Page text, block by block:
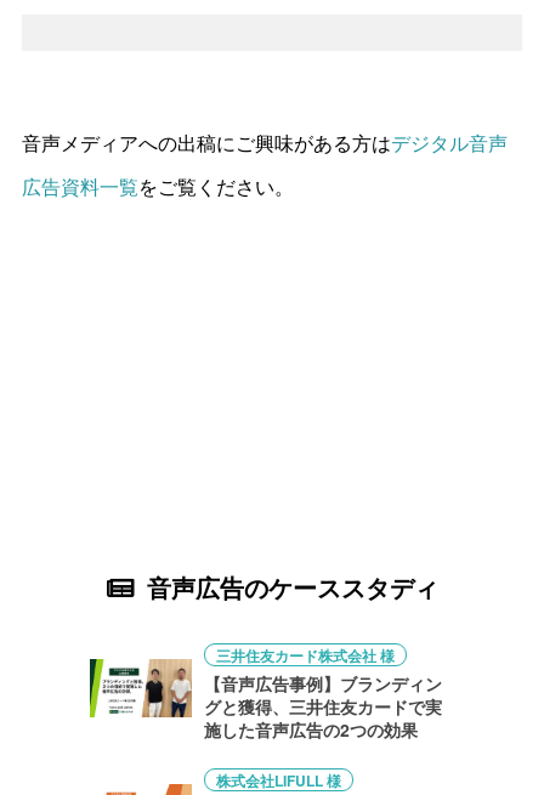
音声メディアへの出稿にご興味がある方はデジタル音声
広告資料一覧をご覧ください。
音声広告のケーススタディ
三井住友カード株式会社 様
【音声広告事例】ブランディン
グと獲得、三井住友カードで実
施した音声広告の2つの効果
株式会社LIFULL 様